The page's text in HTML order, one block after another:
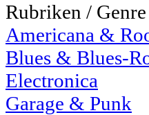
Rubriken / Genre
Americana &
Blues & Blues-
Electronica
Garage & Punk